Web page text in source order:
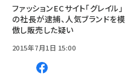
ファッションECサイト「グレイル」
の社長が逮捕、人気ブランドを模
倣し販売した疑い
2015年7月1日 15:00